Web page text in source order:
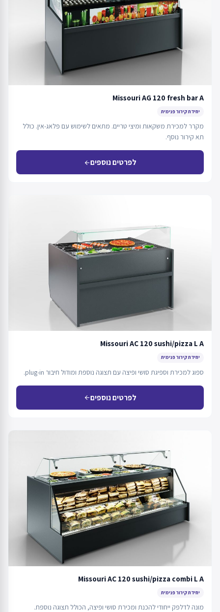
Missouri AG 120 fresh bar A
יחידת קירור פנימית
מקרר למכירת משקאות ומיצי טריים. מתאים לשימוש עם פלאג-אין. כולל
תא קירור נוסף.
לפרטים נוספיםarrow_back
Missouri AC 120 sushi/pizza L A
יחידת קירור פנימית
ספוג למכירת וספיגת סושי ופיצה עם תצוגה נוספת ומודול חיבור plug-in.
לפרטים נוספיםarrow_back
Missouri AC 120 sushi/pizza combi L A
יחידת קירור פנימית
מונה לדלפק ייחודי להכנת ומכירת סושי ופיצה, הכולל תצוגה נוספת.